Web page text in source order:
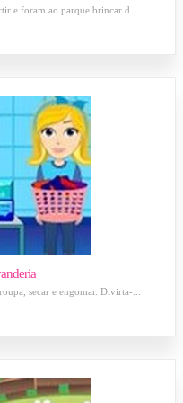
e foram ao parque brincar d...
secar e engomar. Divirta-...